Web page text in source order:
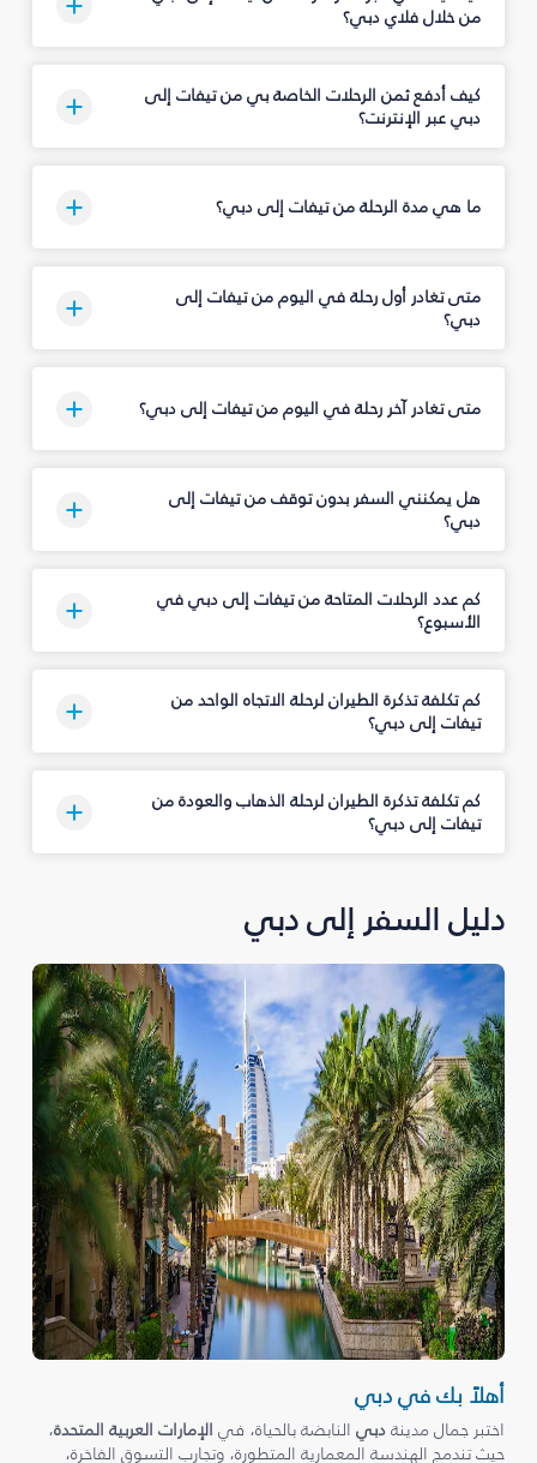
من خلال فلاي دبي؟
كيف أدفع ثمن الرحلات الخاصة بي من تيفات إلى
دبي عبر الإنترنت؟
ما هي مدة الرحلة من تيفات إلى دبي؟
متى تغادر أول رحلة في اليوم من تيفات إلى
دبي؟
متى تغادر آخر رحلة في اليوم من تيفات إلى دبي؟
هل يمكنني السفر بدون توقف من تيفات إلى
دبي؟
كم عدد الرحلات المتاحة من تيفات إلى دبي في
الأسبوع؟
كم تكلفة تذكرة الطيران لرحلة الاتجاه الواحد من
تيفات إلى دبي؟
كم تكلفة تذكرة الطيران لرحلة الذهاب والعودة من
تيفات إلى دبي؟
دليل السفر إلى دبي
أهلاً بك في دبي
اختبر جمال مدينةدبيالنابضة بالحياة، في الإمارات العربية المتحدة،
حيث تندمج الهندسة المعمارية المتطورة، وتجارب التسوق الفاخرة،